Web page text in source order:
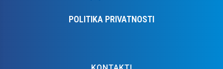
POLITIKA PRIVATNOSTI